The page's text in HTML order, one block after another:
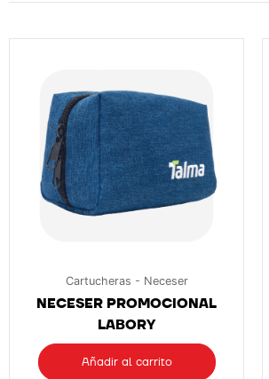
Cartucheras - Neceser
NECESER PROMOCIONAL
LABORY
Añadir al carrito